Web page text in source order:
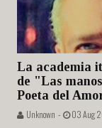
La academia
de "Las
Poeta del
Unknown - 03 Aug